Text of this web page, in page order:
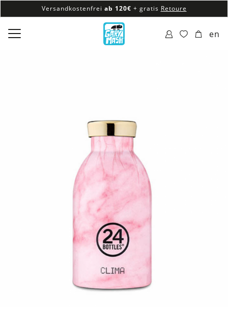
Versandkostenfrei ab 120€ + gratis Retoure
100% veganes & fair produziertes Sortiment
Versandkostenfrei ab 120€
en